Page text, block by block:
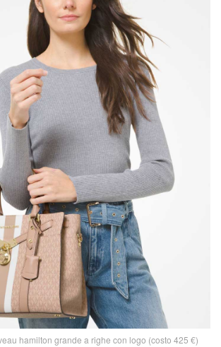
hamilton grande a righe con logo (costo 425 €)